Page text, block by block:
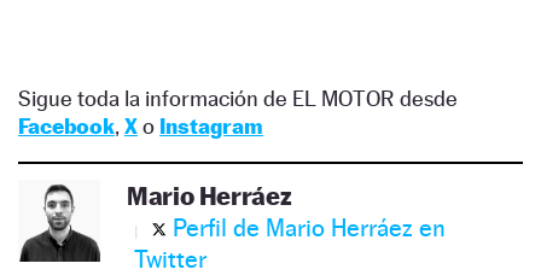
Sigue toda la información de EL MOTOR desde
Facebook, Xo Instagram
Mario Herráez
Perfil de Mario Herráez en
Twitter